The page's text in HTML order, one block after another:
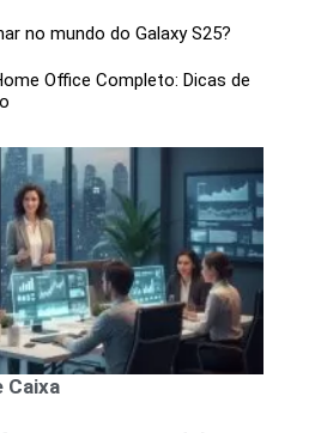
no mundo do Galaxy S25?
Office Completo: Dicas de
Caixa